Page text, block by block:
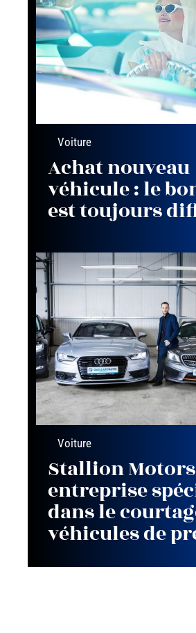
Voiture
Achat nouveau
véhicule : le
est toujours
Voiture
Stallion
entreprise
dans le
véhicules de